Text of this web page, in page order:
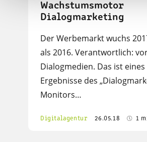
Wachstumsmotor
Dialogmarketing
Der Werbemarkt wuchs
als 2016. Verantwortlich:
Dialogmedien. Das ist
Ergebnisse des
Monitors…
Digitalagentur 26.05.18 1